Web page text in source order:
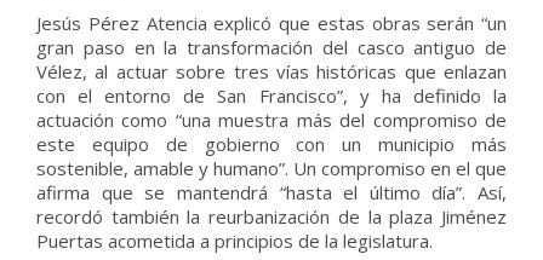
Jesús Pérez Atencia explicó que estas obras serán “un
gran paso en la transformación del casco antiguo de
Vélez, al actuar sobre tres vías históricas que enlazan
con el entorno de San Francisco”, y ha definido la
actuación como “una muestra más del compromiso de
este equipo de gobierno con un municipio más
sostenible, amable y humano”. Un compromiso en el que
afirma que se mantendrá “hasta el último día”. Así,
recordó también la reurbanización de la plaza Jiménez
Puertas acometida a principios de la legislatura.